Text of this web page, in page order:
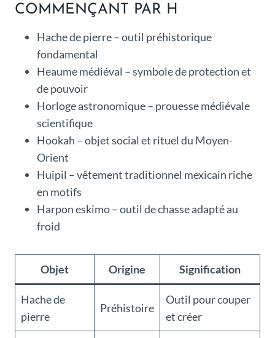
COMMENÇANT PAR H
Hache de pierre – outil préhistorique
fondamental
Heaume médiéval – symbole de protection et
de pouvoir
Horloge astronomique – prouesse médiévale
scientifique
Hookah – objet social et rituel du Moyen-
Orient
Huipil – vêtement traditionnel mexicain riche
en motifs
Harpon eskimo – outil de chasse adapté au
froid
Objet Origine Signification
Hache de
pierre
Préhistoire
Outil pour couper
et créer